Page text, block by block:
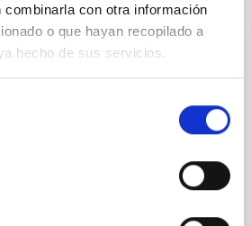
combinarla con otra información
o que hayan recopilado a
hecho de sus servicios.
pueden ser controlados
de diferentes casas y por